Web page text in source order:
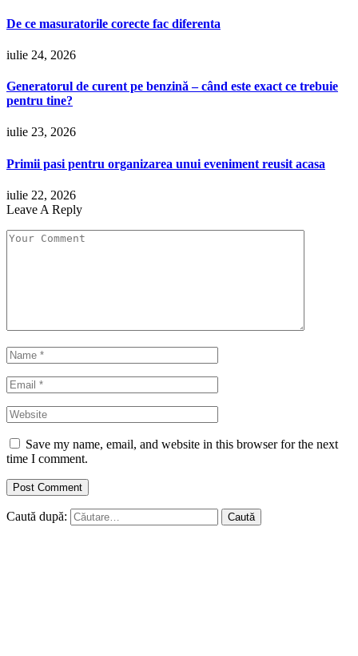
De ce masuratorile corecte fac diferenta
iulie 24, 2026
Generatorul de curent pe benzină – când este exact ce trebuie
pentru tine?
iulie 23, 2026
Primii pasi pentru organizarea unui eveniment reusit acasa
iulie 22, 2026
Leave A Reply
Save my name, email, and website in this browser for the next
time I comment.
Caută după: